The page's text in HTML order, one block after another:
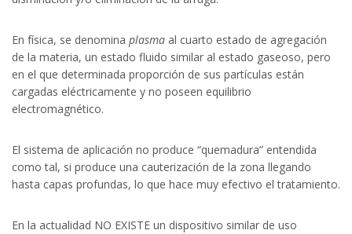
En física, se denomina plasma al cuarto estado de agregación
de la materia, un estado fluido similar al estado gaseoso, pero
en el que determinada proporción de sus partículas están
cargadas eléctricamente y no poseen equilibrio
electromagnético.
El sistema de aplicación no produce “quemadura” entendida
como tal, si produce una cauterización de la zona llegando
hasta capas profundas, lo que hace muy efectivo el tratamiento.
En la actualidad NO EXISTE un dispositivo similar de uso